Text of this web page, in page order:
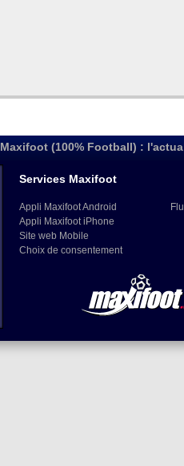
Maxifoot (100% Football) :
Services Maxifoot
Appli Maxifoot Android
Appli Maxifoot iPhone
Site web Mobile
Choix de consentement